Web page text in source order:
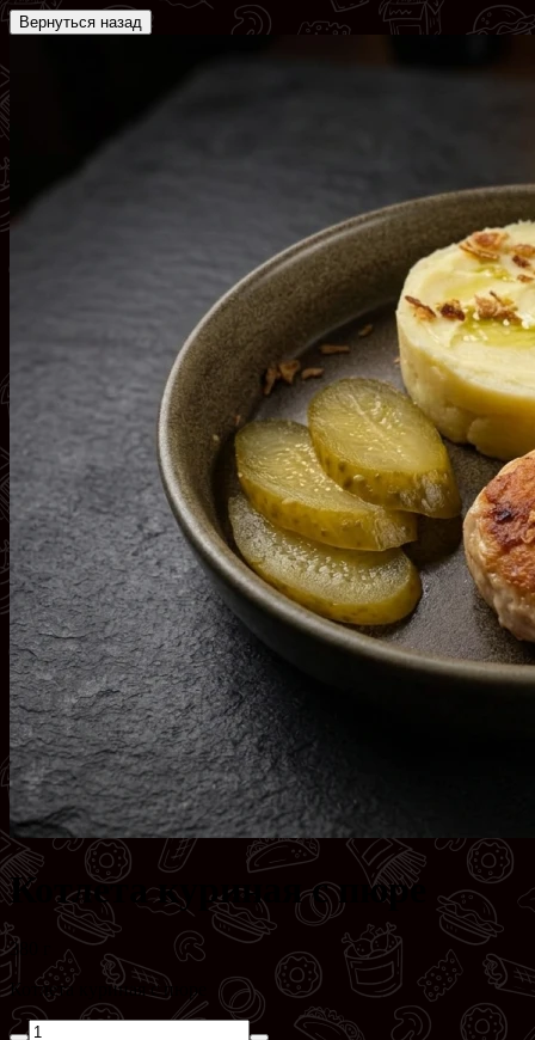
Вернуться назад
Котлета куриная с пюре
380 г
Котлета куриная с пюре